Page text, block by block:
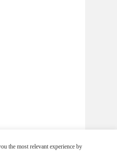
the most relevant experience by